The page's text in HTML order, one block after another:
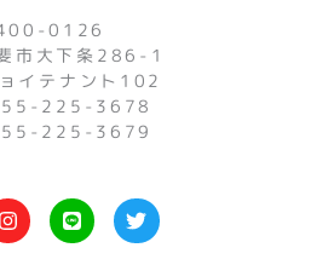
0126
市大下条286-1
イテナント102
225-3678
225-3679
I
n
s
L
i
n
T
w
i